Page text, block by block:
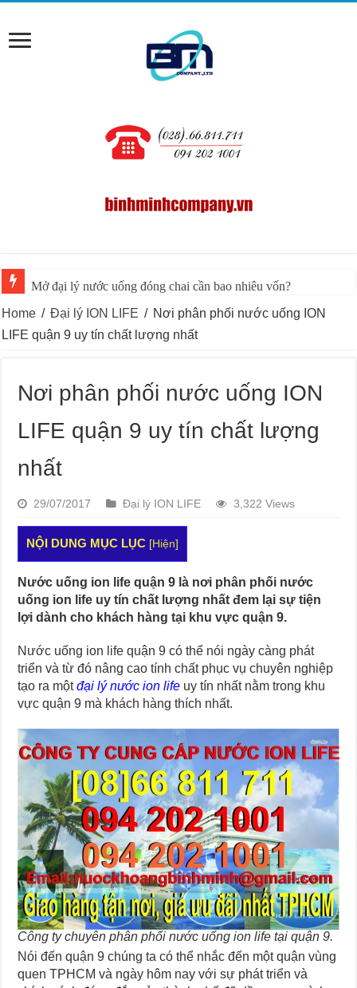
Mở đại lý nước uống đóng chai cần bao nhiêu vốn?
Home / Đại lý ION LIFE / Nơi phân phối nước uống ION
LIFE quận 9 uy tín chất lượng nhất
Nơi phân phối nước uống ION
LIFE quận 9 uy tín chất lượng
nhất
29/07/2017 Đại lý ION LIFE 3,322 Views
NỘI DUNG MỤC LỤC [Hiện]
Nước uống ion life quận 9 là nơi phân phối nước
uống ion life uy tín chất lượng nhất đem lại sự tiện
lợi dành cho khách hàng tại khu vực quận 9.
Nước uống ion life quận 9 có thể nói ngày càng phát
triển và từ đó nâng cao tính chất phục vụ chuyên nghiệp
tạo ra mộtđại lý nước ion life uy tín nhất nằm trong khu
vực quận 9 mà khách hàng thích nhất.
Công ty chuyên phân phối nước uống ion life tại quận 9.
Nói đến quận 9 chúng ta có thể nhắc đến một quận vùng
quen TPHCM và ngày hôm nay với sự phát triển và